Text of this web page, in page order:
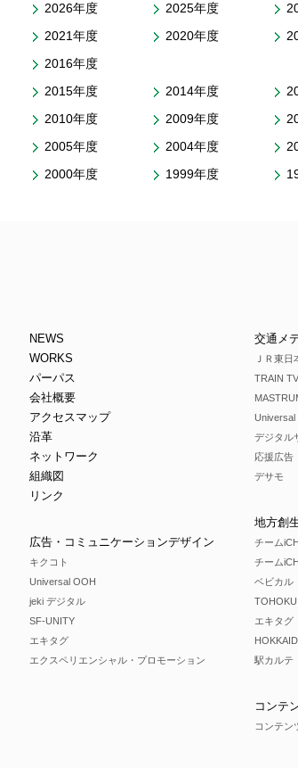
2026年度 2025年度
2021年度
2020年度
2016年度
2015年度
2014年度
2010年度
2009年度
2005年度
2004年度
2000年度
1999年度
NEWS
WORKS
パーパス
会社概要
アクセスマップ
沿革
ネットワーク
組織図
リンク
広告・コミュニケーションデザイン
キクコト
Universal OOH
jeki デジタル
SF-UNITY
エキタグ
エクスペリエンシャル・プロモーション
交通メ
ＪＲ東
TRAIN TV
Universal
デジタル
応援広告
デサモ
地方創
チーム
チーム
ベビカル
エキタグ
駅カルテ
コンテ
コンテン